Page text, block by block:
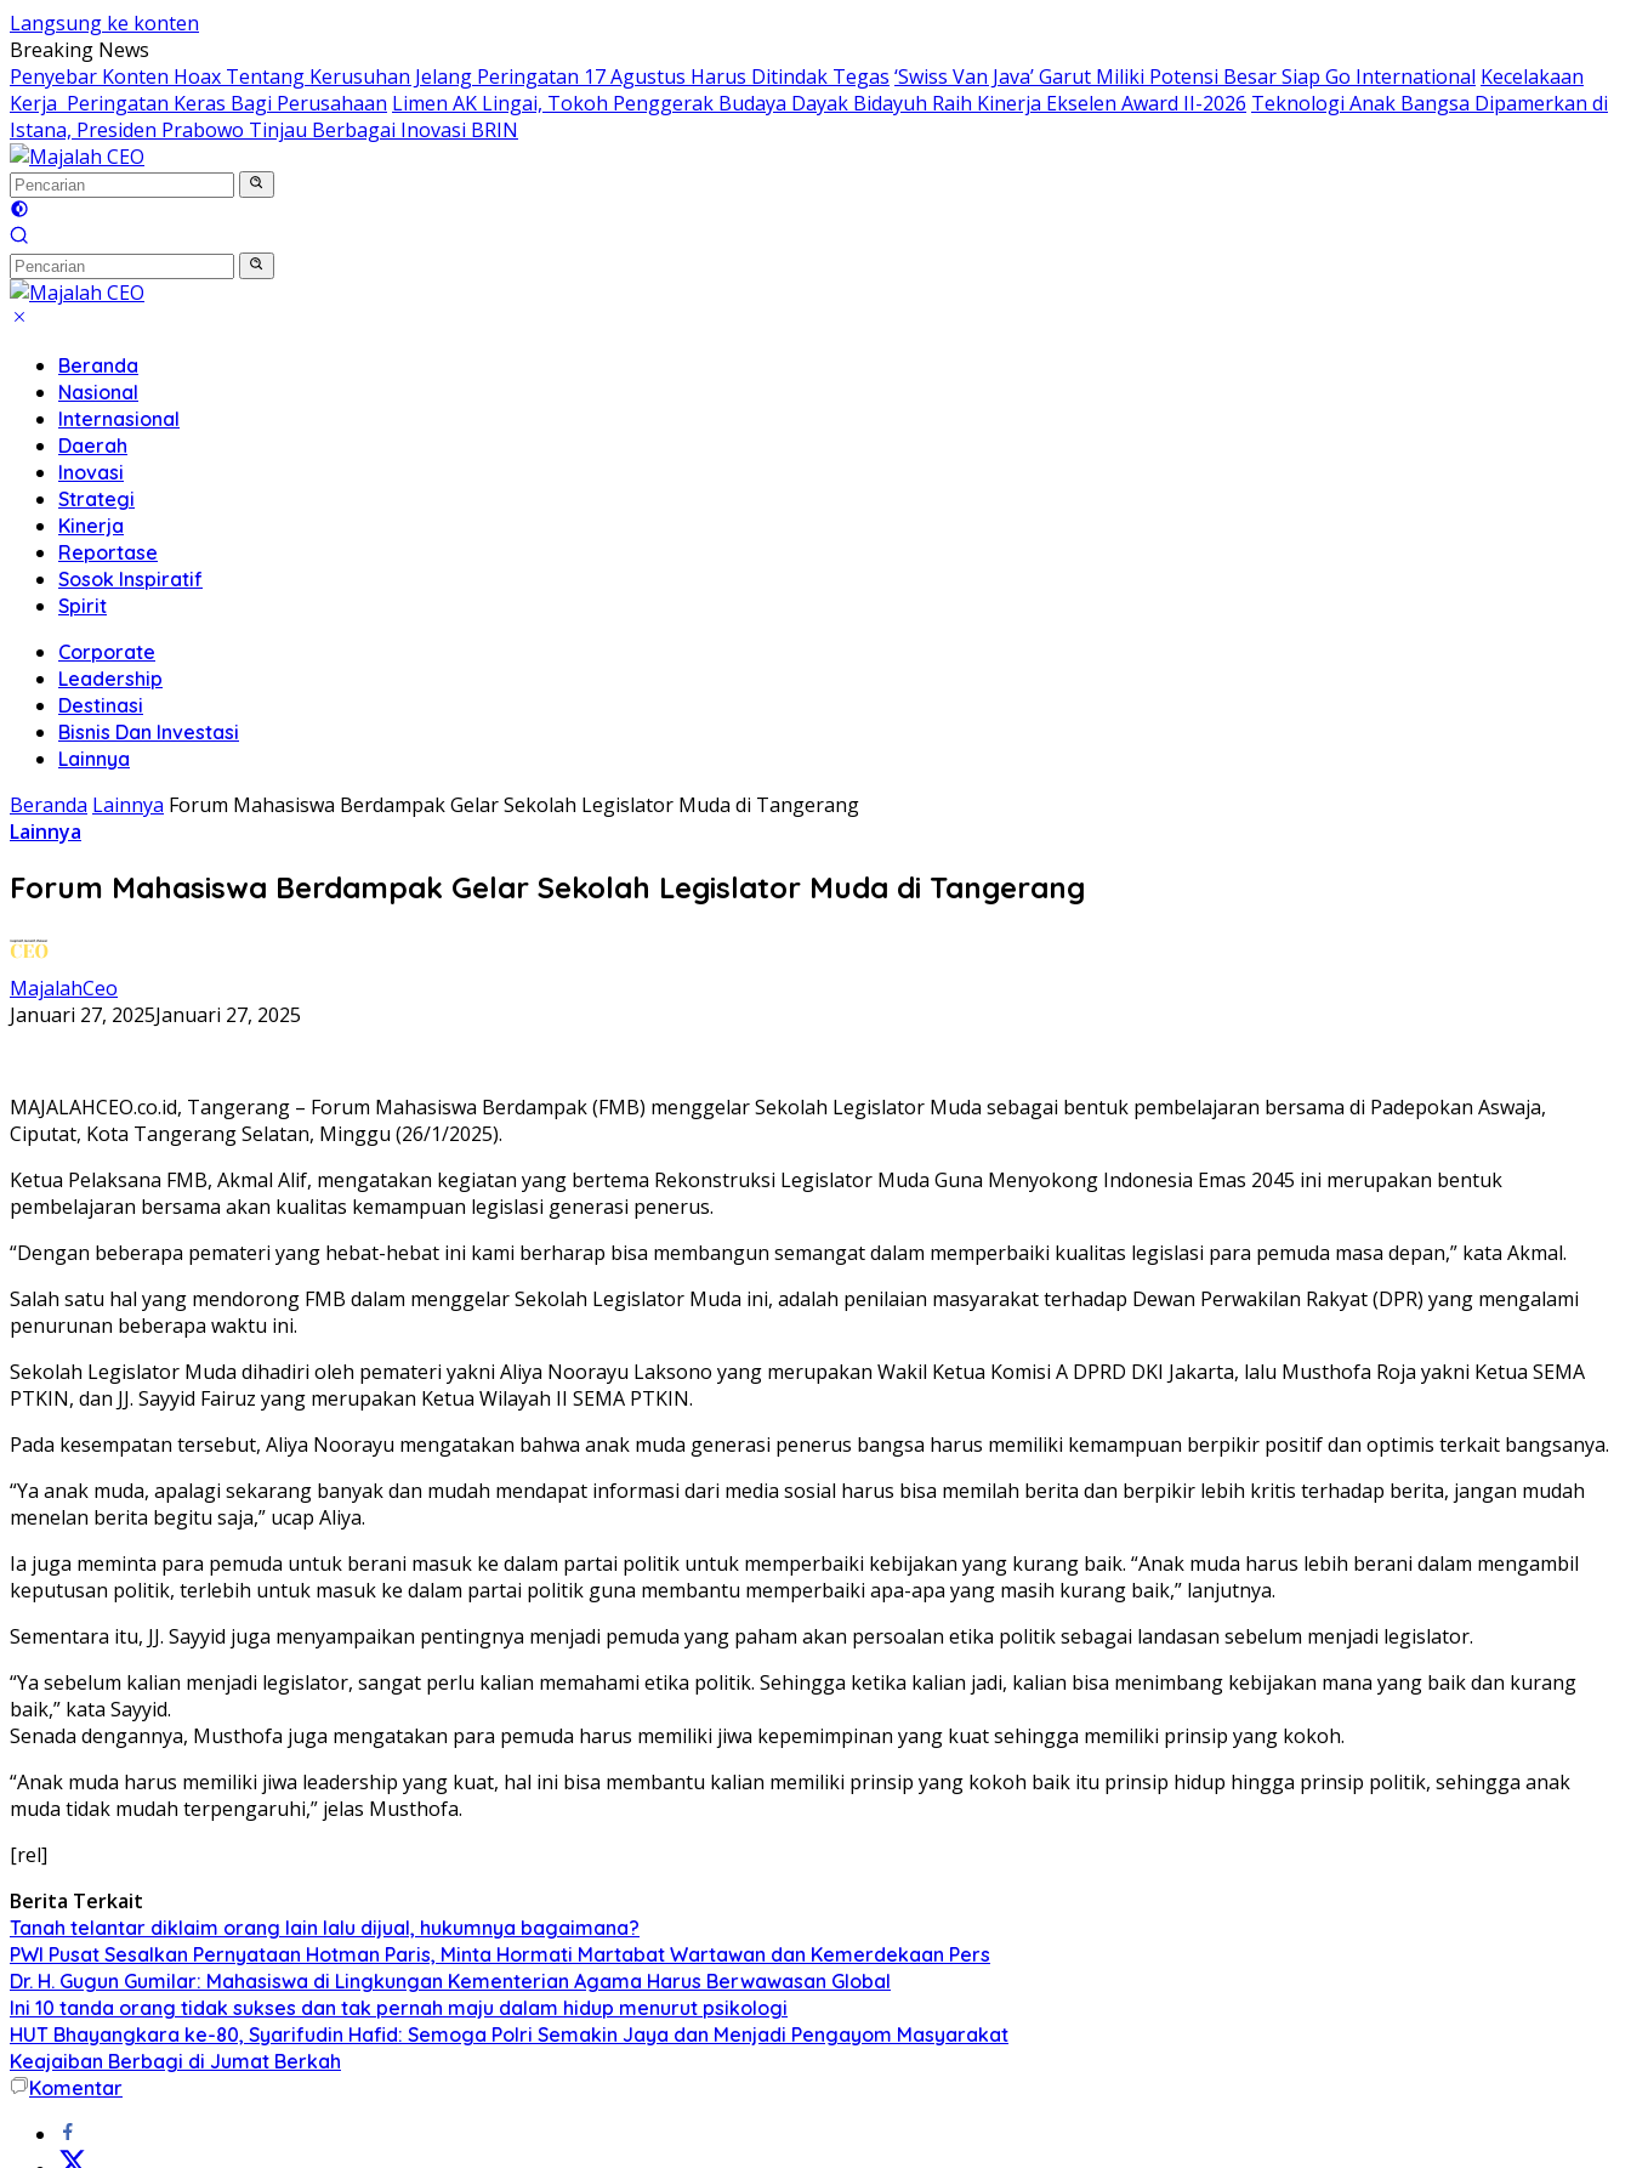
Langsung ke konten
Breaking News
Penyebar Konten Hoax Tentang Kerusuhan Jelang Peringatan 17 Agustus Harus Ditindak Tegas ‘Swiss Van Java’ Garut Miliki Potensi Besar Siap Go International Kecelakaan
Kerja Peringatan Keras Bagi Perusahaan Limen AK Lingai, Tokoh Penggerak Budaya Dayak Bidayuh Raih Kinerja Ekselen Award II-2026 Teknologi Anak Bangsa Dipamerkan di
Istana, Presiden Prabowo Tinjau Berbagai Inovasi BRIN
Beranda
Nasional
Internasional
Daerah
Inovasi
Strategi
Kinerja
Reportase
Sosok Inspiratif
Spirit
Corporate
Leadership
Destinasi
Bisnis Dan Investasi
Lainnya
Beranda Lainnya Forum Mahasiswa Berdampak Gelar Sekolah Legislator Muda di Tangerang
Lainnya
Forum Mahasiswa Berdampak Gelar Sekolah Legislator Muda di Tangerang
MajalahCeo
Januari 27, 2025Januari 27, 2025
MAJALAHCEO.co.id, Tangerang – Forum Mahasiswa Berdampak (FMB) menggelar Sekolah Legislator Muda sebagai bentuk pembelajaran bersama di Padepokan Aswaja,
Ciputat, Kota Tangerang Selatan, Minggu (26/1/2025).
Ketua Pelaksana FMB, Akmal Alif, mengatakan kegiatan yang bertema Rekonstruksi Legislator Muda Guna Menyokong Indonesia Emas 2045 ini merupakan bentuk
pembelajaran bersama akan kualitas kemampuan legislasi generasi penerus.
“Dengan beberapa pemateri yang hebat-hebat ini kami berharap bisa membangun semangat dalam memperbaiki kualitas legislasi para pemuda masa depan,” kata Akmal.
Salah satu hal yang mendorong FMB dalam menggelar Sekolah Legislator Muda ini, adalah penilaian masyarakat terhadap Dewan Perwakilan Rakyat (DPR) yang mengalami
penurunan beberapa waktu ini.
Sekolah Legislator Muda dihadiri oleh pemateri yakni Aliya Noorayu Laksono yang merupakan Wakil Ketua Komisi A DPRD DKI Jakarta, lalu Musthofa Roja yakni Ketua SEMA
PTKIN, dan JJ. Sayyid Fairuz yang merupakan Ketua Wilayah II SEMA PTKIN.
Pada kesempatan tersebut, Aliya Noorayu mengatakan bahwa anak muda generasi penerus bangsa harus memiliki kemampuan berpikir positif dan optimis terkait bangsanya.
“Ya anak muda, apalagi sekarang banyak dan mudah mendapat informasi dari media sosial harus bisa memilah berita dan berpikir lebih kritis terhadap berita, jangan mudah
menelan berita begitu saja,” ucap Aliya.
Ia juga meminta para pemuda untuk berani masuk ke dalam partai politik untuk memperbaiki kebijakan yang kurang baik. “Anak muda harus lebih berani dalam mengambil
keputusan politik, terlebih untuk masuk ke dalam partai politik guna membantu memperbaiki apa-apa yang masih kurang baik,” lanjutnya.
Sementara itu, JJ. Sayyid juga menyampaikan pentingnya menjadi pemuda yang paham akan persoalan etika politik sebagai landasan sebelum menjadi legislator.
“Ya sebelum kalian menjadi legislator, sangat perlu kalian memahami etika politik. Sehingga ketika kalian jadi, kalian bisa menimbang kebijakan mana yang baik dan kurang
baik,” kata Sayyid.
Senada dengannya, Musthofa juga mengatakan para pemuda harus memiliki jiwa kepemimpinan yang kuat sehingga memiliki prinsip yang kokoh.
“Anak muda harus memiliki jiwa leadership yang kuat, hal ini bisa membantu kalian memiliki prinsip yang kokoh baik itu prinsip hidup hingga prinsip politik, sehingga anak
muda tidak mudah terpengaruhi,” jelas Musthofa.
[rel]
Berita Terkait
Tanah telantar diklaim orang lain lalu dijual, hukumnya bagaimana?
PWI Pusat Sesalkan Pernyataan Hotman Paris, Minta Hormati Martabat Wartawan dan Kemerdekaan Pers
Dr. H. Gugun Gumilar: Mahasiswa di Lingkungan Kementerian Agama Harus Berwawasan Global
Ini 10 tanda orang tidak sukses dan tak pernah maju dalam hidup menurut psikologi
HUT Bhayangkara ke-80, Syarifudin Hafid: Semoga Polri Semakin Jaya dan Menjadi Pengayom Masyarakat
Keajaiban Berbagi di Jumat Berkah
Komentar